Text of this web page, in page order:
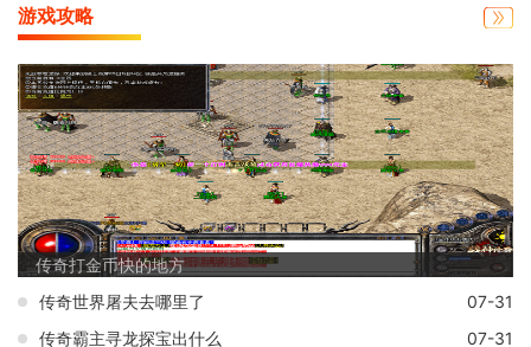
游戏攻略
传奇打金币快的地方
传奇世界屠夫去哪里了
07-31
传奇霸主寻龙探宝出什么
07-31